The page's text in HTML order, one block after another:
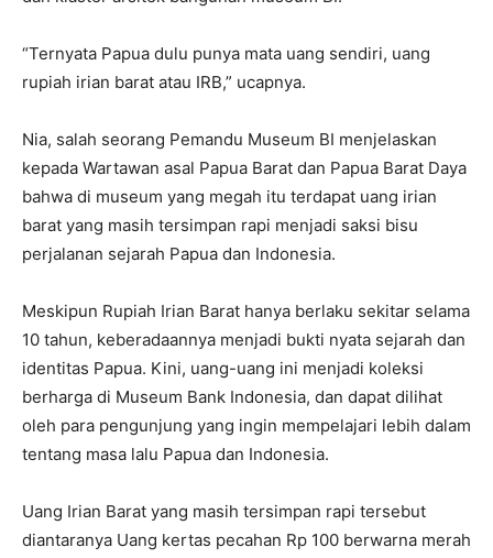
“Ternyata Papua dulu punya mata uang sendiri, uang
rupiah irian barat atau IRB,” ucapnya.
Nia, salah seorang Pemandu Museum BI menjelaskan
kepada Wartawan asal Papua Barat dan Papua Barat Daya
bahwa di museum yang megah itu terdapat uang irian
barat yang masih tersimpan rapi menjadi saksi bisu
perjalanan sejarah Papua dan Indonesia.
Meskipun Rupiah Irian Barat hanya berlaku sekitar selama
10 tahun, keberadaannya menjadi bukti nyata sejarah dan
identitas Papua. Kini, uang-uang ini menjadi koleksi
berharga di Museum Bank Indonesia, dan dapat dilihat
oleh para pengunjung yang ingin mempelajari lebih dalam
tentang masa lalu Papua dan Indonesia.
Uang Irian Barat yang masih tersimpan rapi tersebut
diantaranya Uang kertas pecahan Rp 100 berwarna merah